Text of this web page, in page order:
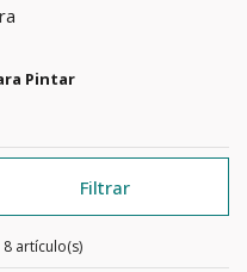
Pintar
Filtrar
artículo(s)